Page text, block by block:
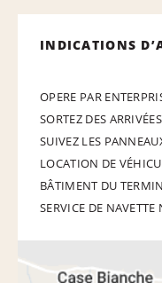
INDICATIONS
OPERE PAR
SORTEZ DES
SUIVEZ LES
LOCATION DE
BÂTIMENT DU
SERVICE DE NAVETTE